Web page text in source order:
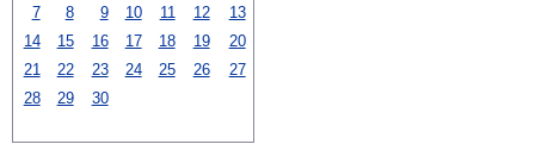
7
8 9 10 11 12
13
14
15 16 17 18 19
20
21
22 23 24 25 26
27
28
29 30